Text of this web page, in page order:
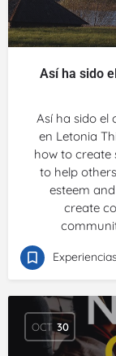
Así ha sido
Así ha sido el
en Letonia
how to create
to help
esteem
create
OCT 30